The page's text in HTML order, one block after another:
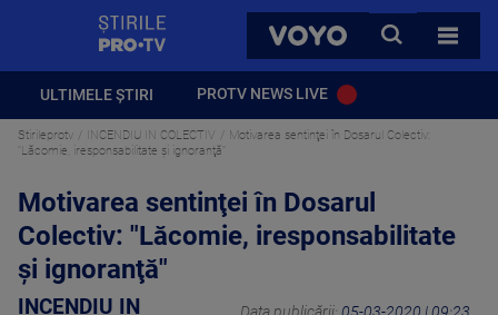
VOYO
CAUTA
TOATE
ULTIMELE ȘTIRI PROTV NEWS LIVE
Stirileprotv INCENDIU IN COLECTIV
Motivarea sentinţei în Dosarul Colectiv:
"Lăcomie, iresponsabilitate şi ignoranţă"
Motivarea sentinţei în Dosarul
Colectiv: "Lăcomie, iresponsabilitate
şi ignoranţă"
INCENDIU IN